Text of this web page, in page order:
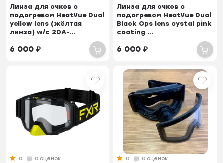
Линза для очков с
подогревом HeatVue Dual
yellow lens (жёлтая
линза) w/c 20A-...
6 000₽
Линза для очков с
подогревом HeatVue Dual
Black Ops lens cystal pink
coating ...
6 000₽
0
0 оценок
0
0 оценок